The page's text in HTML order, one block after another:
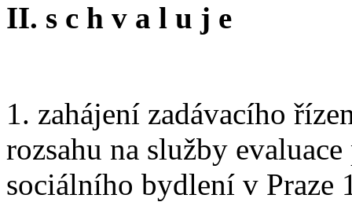
II. s c h v a l u j e
1. zahájení zadávacího
rozsahu na služby
sociálního bydlení v Praze